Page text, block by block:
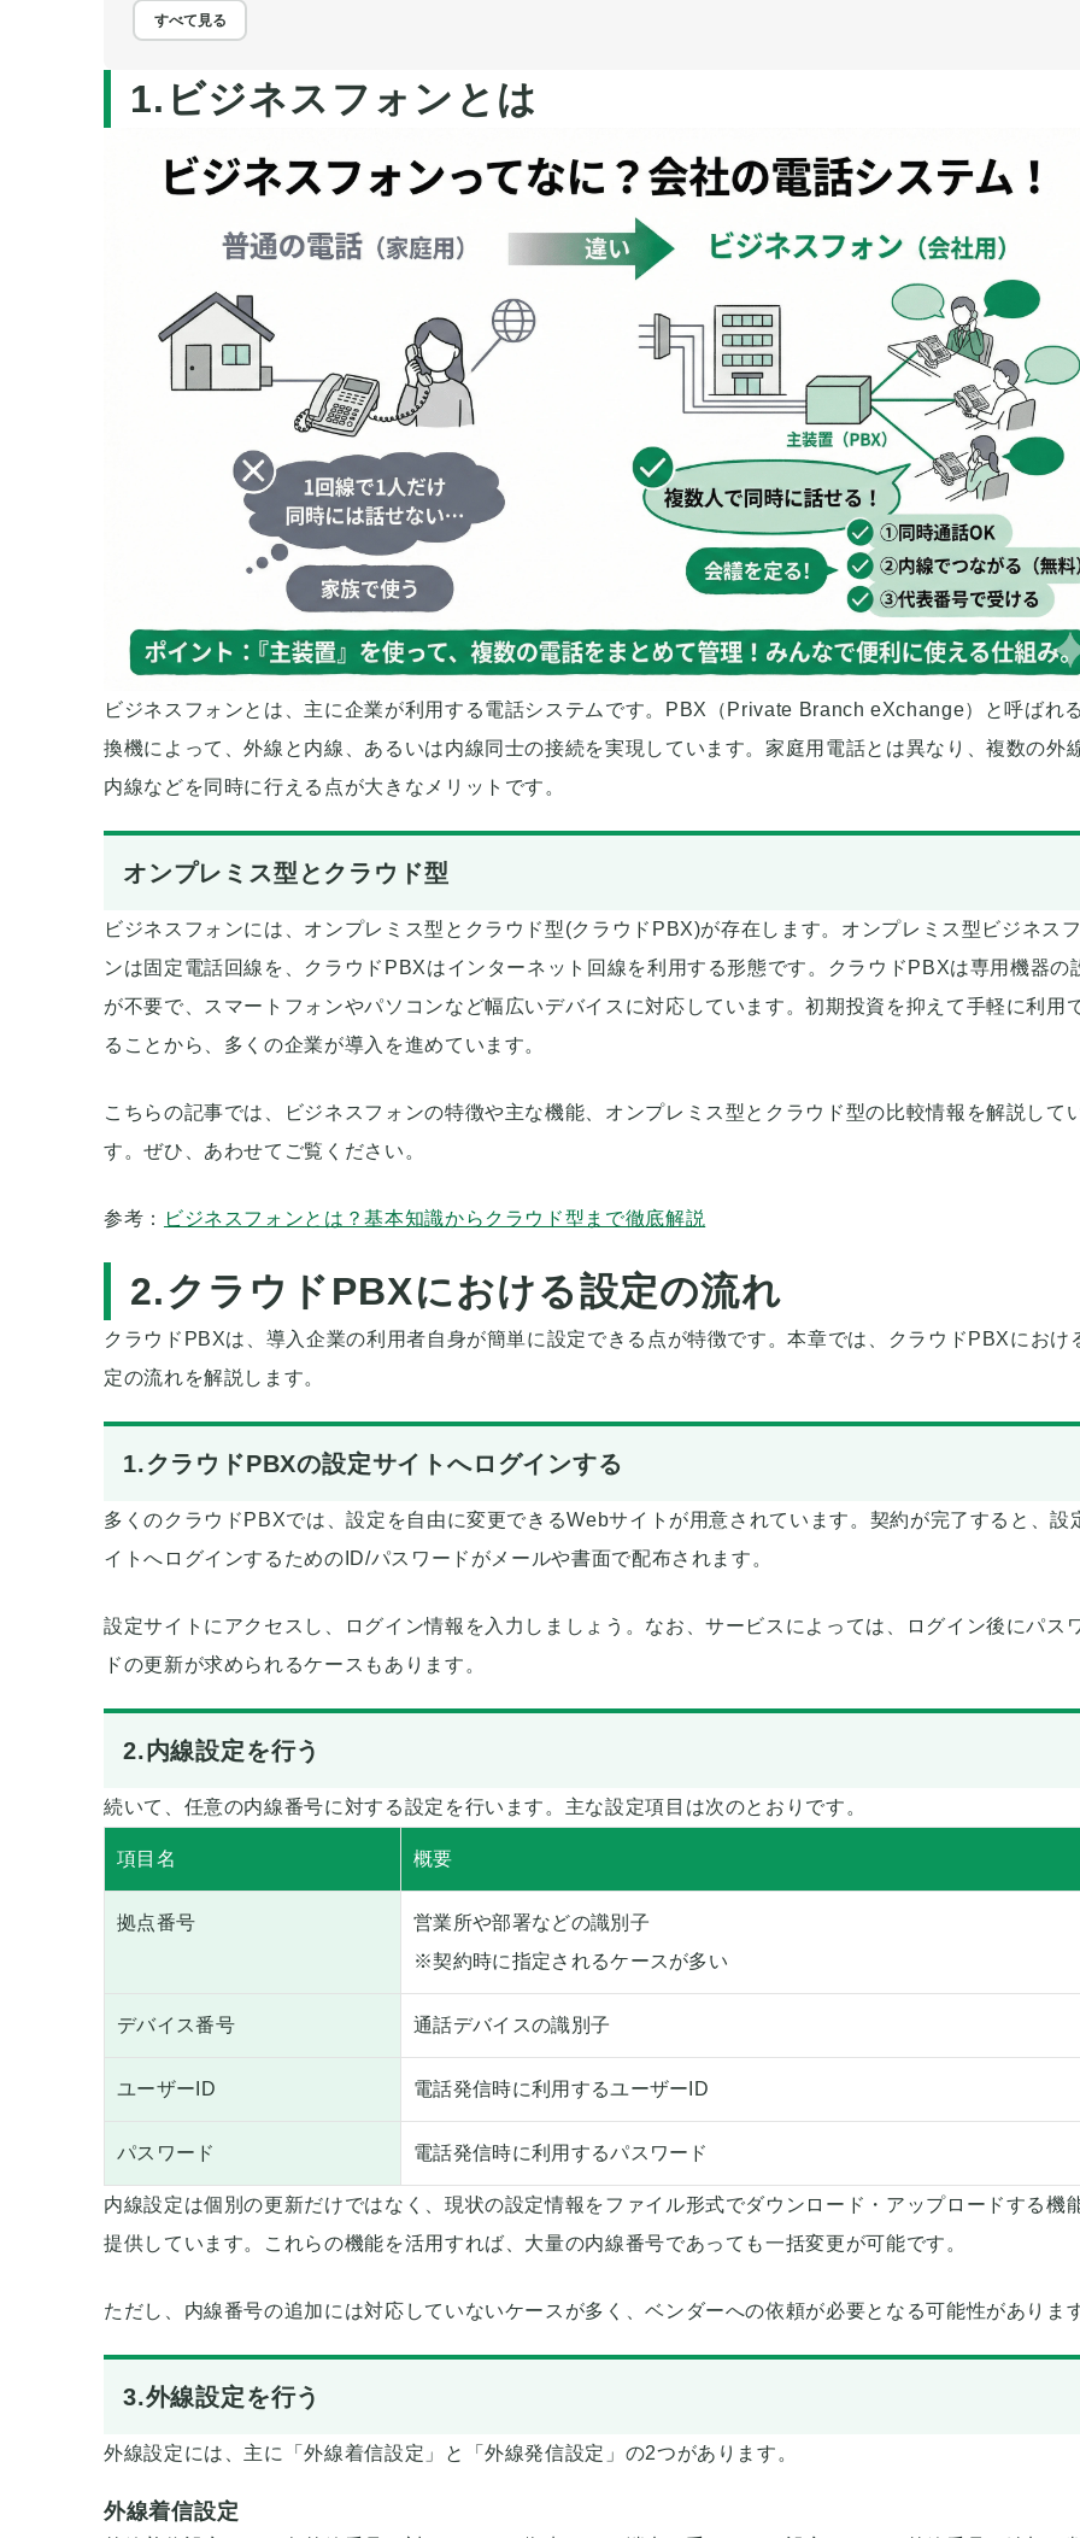
すべて見る
1.ビジネスフォンとは
ビジネスフォンとは、主に企業が利用する電話システムです。PBX（Private Branch eXchange）と呼ばれ
換機によって、外線と内線、あるいは内線同士の接続を実現しています。家庭用電話とは異なり、複数の外
内線などを同時に行える点が大きなメリットです。
オンプレミス型とクラウド型
ビジネスフォンには、オンプレミス型とクラウド型(クラウドPBX)が存在します。オンプレミス型ビジネス
ンは固定電話回線を、クラウドPBXはインターネット回線を利用する形態です。クラウドPBXは専用機器の
が不要で、スマートフォンやパソコンなど幅広いデバイスに対応しています。初期投資を抑えて手軽に利用
ることから、多くの企業が導入を進めています。
こちらの記事では、ビジネスフォンの特徴や主な機能、オンプレミス型とクラウド型の比較情報を解説して
す。ぜひ、あわせてご覧ください。
参考： ビジネスフォンとは？基本知識からクラウド型まで徹底解説
2.クラウドPBXにおける設定の流れ
クラウドPBXは、導入企業の利用者自身が簡単に設定できる点が特徴です。本章では、クラウドPBXにおけ
定の流れを解説します。
1.クラウドPBXの設定サイトへログインする
多くのクラウドPBXでは、設定を自由に変更できるWebサイトが用意されています。契約が完了すると、設
イトへログインするためのID/パスワードがメールや書面で配布されます。
設定サイトにアクセスし、ログイン情報を入力しましょう。なお、サービスによっては、ログイン後にパス
ドの更新が求められるケースもあります。
2.内線設定を行う
続いて、任意の内線番号に対する設定を行います。主な設定項目は次のとおりです。
項目名 概要
拠点番号
営業所や部署などの識別子
※契約時に指定されるケースが多い
デバイス番号 通話デバイスの識別子
ユーザーID 電話発信時に利用するユーザーID
パスワード 電話発信時に利用するパスワード
内線設定は個別の更新だけではなく、現状の設定情報をファイル形式でダウンロード・アップロードする機
提供しています。これらの機能を活用すれば、大量の内線番号であっても一括変更が可能です。
ただし、内線番号の追加には対応していないケースが多く、ベンダーへの依頼が必要となる可能性があります
3.外線設定を行う
外線設定には、主に「外線着信設定」と「外線発信設定」の2つがあります。
外線着信設定